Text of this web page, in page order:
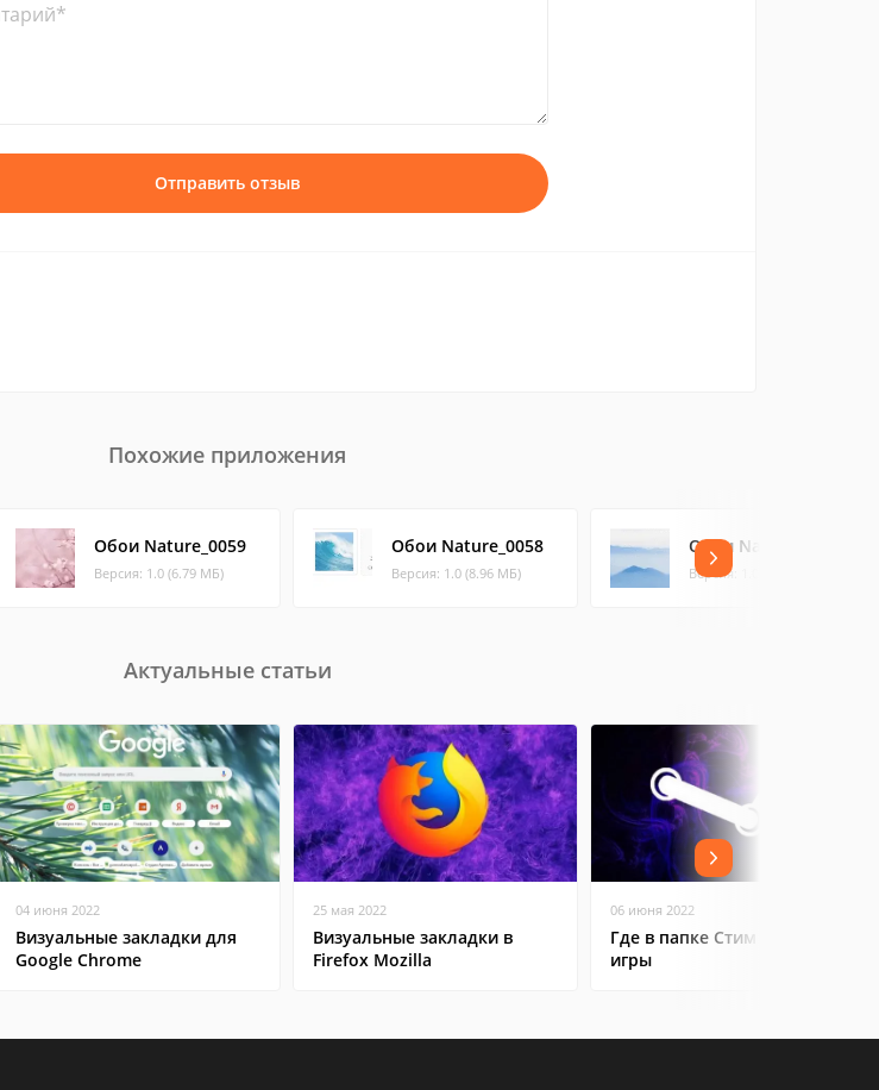
Отправить отзыв
Похожие приложения
Обои Nature_0059
Версия: 1.0 (6.79 МБ)
Обои Nature_0058
Версия: 1.0 (8.96 МБ)
Обои Nature_0062
Версия: 1.0 (5.41 МБ)
Актуальные статьи
04 июня 2022
Визуальные закладки для
Google Chrome
25 мая 2022
Визуальные закладки в
Firefox Mozilla
06 июня 2022
Где в папке Стим находятся
игры